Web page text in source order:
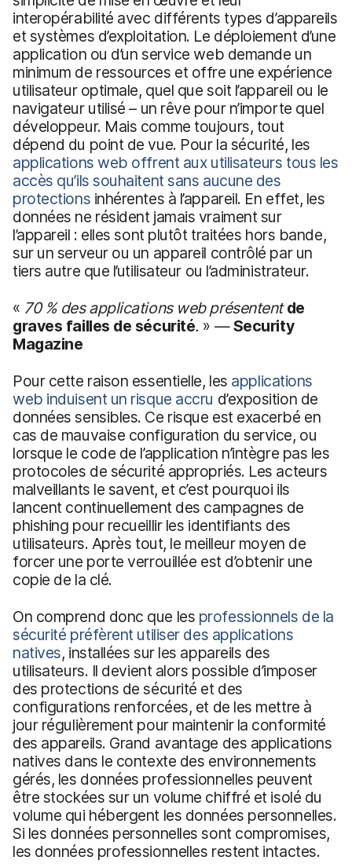
interopérabilité avec différents types d’appareils
et systèmes d’exploitation. Le déploiement d’une
application ou d’un service web demande un
minimum de ressources et offre une expérience
utilisateur optimale, quel que soit l’appareil ou le
navigateur utilisé – un rêve pour n’importe quel
développeur. Mais comme toujours, tout
dépend du point de vue. Pour la sécurité, les
applications web offrent aux utilisateurs tous les
accès qu’ils souhaitent sans aucune des
protections inhérentes à l’appareil. En effet, les
données ne résident jamais vraiment sur
l’appareil : elles sont plutôt traitées hors bande,
sur un serveur ou un appareil contrôlé par un
tiers autre que l’utilisateur ou l’administrateur.
« 70 % des applications web présententde
graves failles de sécurité.» —Security
Magazine
Pour cette raison essentielle, les applications
web induisent un risque accru d’exposition de
données sensibles. Ce risque est exacerbé en
cas de mauvaise configuration du service, ou
lorsque le code de l’application n’intègre pas les
protocoles de sécurité appropriés. Les acteurs
malveillants le savent, et c’est pourquoi ils
lancent continuellement des campagnes de
phishing pour recueillir les identifiants des
utilisateurs. Après tout, le meilleur moyen de
forcer une porte verrouillée est d’obtenir une
copie de la clé.
On comprend donc que les professionnels de la
sécurité préfèrent utiliser des applications
natives, installées sur les appareils des
utilisateurs. Il devient alors possible d’imposer
des protections de sécurité et des
configurations renforcées, et de les mettre à
jour régulièrement pour maintenir la conformité
des appareils. Grand avantage des applications
natives dans le contexte des environnements
gérés, les données professionnelles peuvent
être stockées sur un volume chiffré et isolé du
volume qui hébergent les données personnelles.
Si les données personnelles sont compromises,
les données professionnelles restent intactes.